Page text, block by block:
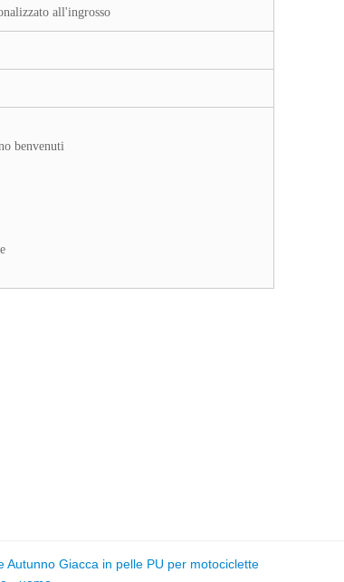
all'ingrosso
benvenuti
Giacca in pelle PU per motociclette